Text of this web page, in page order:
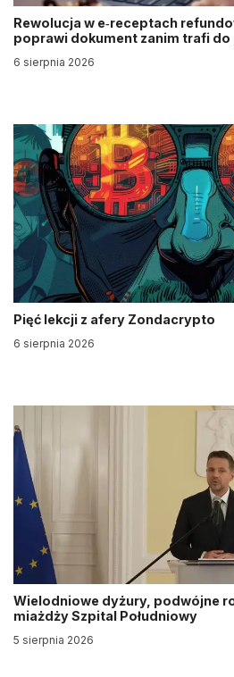
Rewolucja w e‑receptach
poprawi dokument zanim trafi do
6 sierpnia 2026
Pięć lekcji z afery Zondacrypto
6 sierpnia 2026
Wielodniowe dyżury, podwójne
miażdży Szpital Południowy
5 sierpnia 2026